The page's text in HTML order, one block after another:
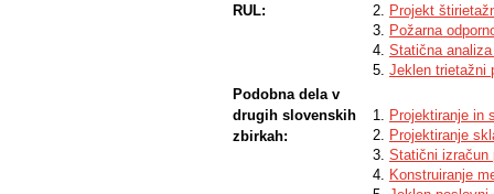
RUL:
Projekt
Požarna
Statična
Jeklen trietažni
Podobna dela v
drugih slovenskih
zbirkah:
Projektiranje in
Projektiranje
Statični izračun
Konstruiranje